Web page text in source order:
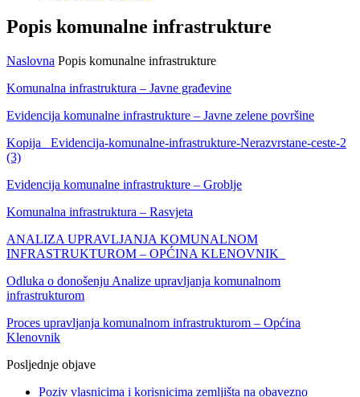
Popis komunalne infrastrukture
Naslovna Popis komunalne infrastrukture
Komunalna infrastruktura – Javne građevine
Evidencija komunalne infrastrukture – Javne zelene površine
Kopija _Evidencija-komunalne-infrastrukture-Nerazvrstane-ceste-2
(3)
Evidencija komunalne infrastrukture – Groblje
Komunalna infrastruktura – Rasvjeta
ANALIZA UPRAVLJANJA KOMUNALNOM
INFRASTRUKTUROM – OPĆINA KLENOVNIK_
Odluka o donošenju Analize upravljanja komunalnom
infrastrukturom
Proces upravljanja komunalnom infrastrukturom – Općina
Klenovnik
Posljednje objave
Poziv vlasnicima i korisnicima zemljišta na obavezno